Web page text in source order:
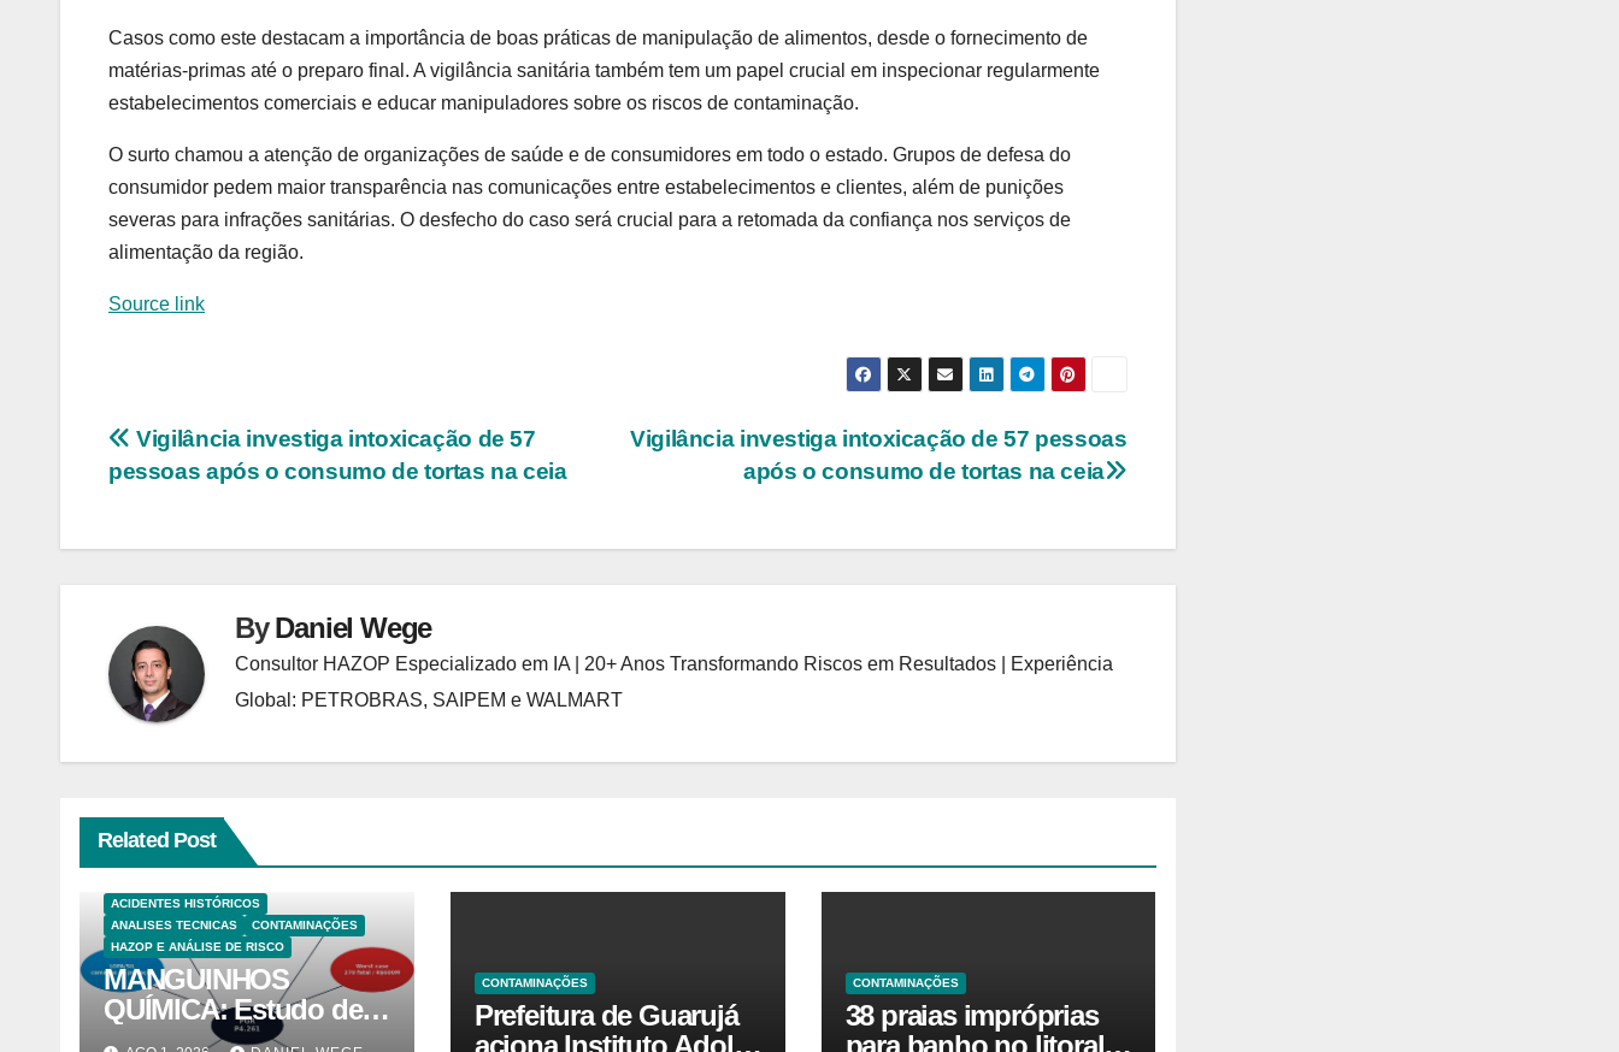
Casos como este destacam a importância de boas práticas de manipulação de alimentos, desde o fornecimento de
matérias-primas até o preparo final. A vigilância sanitária também tem um papel crucial em inspecionar regularmente
estabelecimentos comerciais e educar manipuladores sobre os riscos de contaminação.
O surto chamou a atenção de organizações de saúde e de consumidores em todo o estado. Grupos de defesa do
consumidor pedem maior transparência nas comunicações entre estabelecimentos e clientes, além de punições
severas para infrações sanitárias. O desfecho do caso será crucial para a retomada da confiança nos serviços de
alimentação da região.
Source link
Navegação
de
Post
Vigilância investiga intoxicação de 57 pessoas
após o consumo de tortas na ceia
Vigilância investiga intoxicação de 57
pessoas após o consumo de tortas na ceia
ByDaniel Wege
Consultor HAZOP Especializado em IA | 20+ Anos Transformando Riscos em Resultados | Experiência
Global: PETROBRAS, SAIPEM e WALMART
Related Post
ACIDENTES HISTÓRICOS
ANALISES TECNICAS
CONTAMINAÇÕES
HAZOP E ANÁLISE DE RISCO
MANGUINHOS
QUÍMICA: Estudo de
Caso PGR — Área
CONTAMINAÇÕES
Prefeitura de Guarujá
CONTAMINAÇÕES
38 praias impróprias